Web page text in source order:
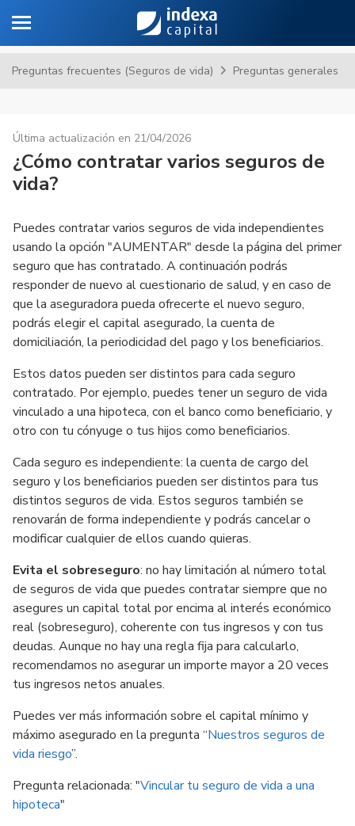
Toggle navigation
Preguntas frecuentes (Seguros de vida) Preguntas generales
Última actualización en 21/04/2026
¿Cómo contratar varios seguros de
vida?
Puedes contratar varios seguros de vida independientes
usando la opción "AUMENTAR" desde la página del primer
seguro que has contratado. A continuación podrás
responder de nuevo al cuestionario de salud, y en caso de
que la aseguradora pueda ofrecerte el nuevo seguro,
podrás elegir el capital asegurado, la cuenta de
domiciliación, la periodicidad del pago y los beneficiarios.
Estos datos pueden ser distintos para cada seguro
contratado. Por ejemplo, puedes tener un seguro de vida
vinculado a una hipoteca, con el banco como beneficiario, y
otro con tu cónyuge o tus hijos como beneficiarios.
Cada seguro es independiente: la cuenta de cargo del
seguro y los beneficiarios pueden ser distintos para tus
distintos seguros de vida. Estos seguros también se
renovarán de forma independiente y podrás cancelar o
modificar cualquier de ellos cuando quieras.
Evita el sobreseguro: no hay limitación al número total
de seguros de vida que puedes contratar siempre que no
asegures un capital total por encima al interés económico
real (sobreseguro), coherente con tus ingresos y con tus
deudas. Aunque no hay una regla fija para calcularlo,
recomendamos no asegurar un importe mayor a 20 veces
tus ingresos netos anuales.
Puedes ver más información sobre el capital mínimo y
máximo asegurado en la pregunta “Nuestros seguros de
vida riesgo”.
Pregunta relacionada: "Vincular tu seguro de vida a una
hipoteca"